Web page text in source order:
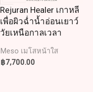
Rejuran Healer เกาหลี
เพื่อผิวฉ่ำน้ำอ่อนเยาว์
วัยเหนือกาลเวลา
Meso เมโสหน้าใส
฿7,700.00